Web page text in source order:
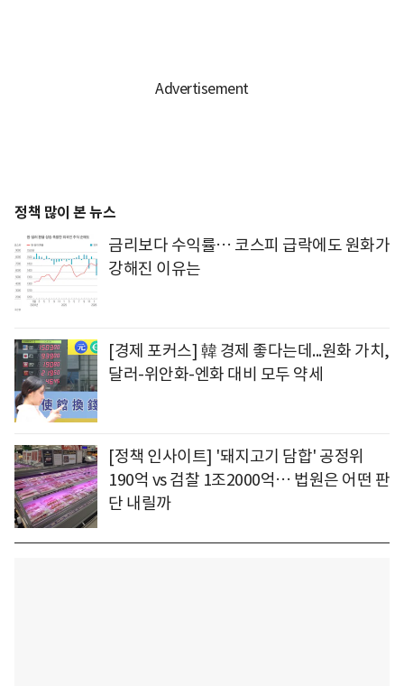
정책 많이 본 뉴스
금리보다 수익률… 코스피 급락에도 원화가
강해진 이유는
[경제 포커스] 韓 경제 좋다는데...원화 가치,
달러-위안화-엔화 대비 모두 약세
[정책 인사이트] '돼지고기 담합' 공정위
190억 vs 검찰 1조2000억… 법원은 어떤 판
단 내릴까